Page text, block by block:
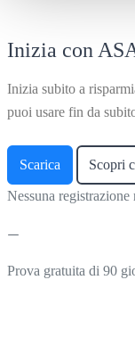
Inizia con
Inizia subito a
puoi usare fin da
Scarica Scopri
Nessuna registrazione
Prova gratuita di 90